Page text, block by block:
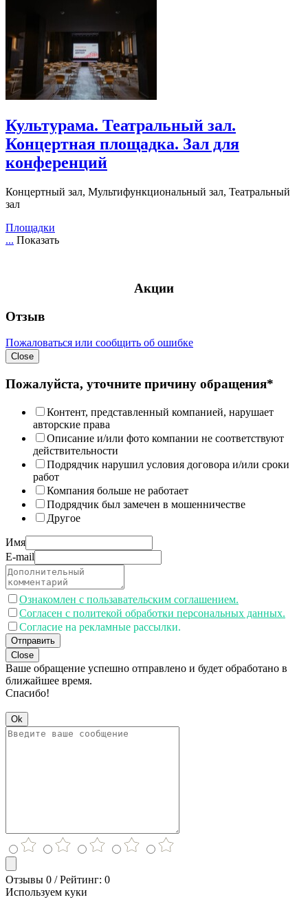
Культурама. Театральный зал.
Концертная площадка. Зал для
конференций
Концертный зал, Мультифункциональный зал, Театральный
зал
Площадки
... Показать
Акции
Отзыв
Пожаловаться или сообщить об ошибке
Close
Пожалуйста, уточните причину обращения*
Контент, представленный компанией, нарушает
авторские права
Описание и/или фото компании не соответствуют
действительности
Подрядчик нарушил условия договора и/или сроки
работ
Компания больше не работает
Подрядчик был замечен в мошенничестве
Другое
Имя
E-mail
Ознакомлен с пользавательским соглашением.
Согласен с политекой обработки персональных данных.
Согласие на рекламные рассылки.
Отправить
Close
Ваше обращение успешно отправлено и будет обработано в
ближайшее время.
Спасибо!
Ok
Отзывы 0 / Рейтинг: 0
Используем куки